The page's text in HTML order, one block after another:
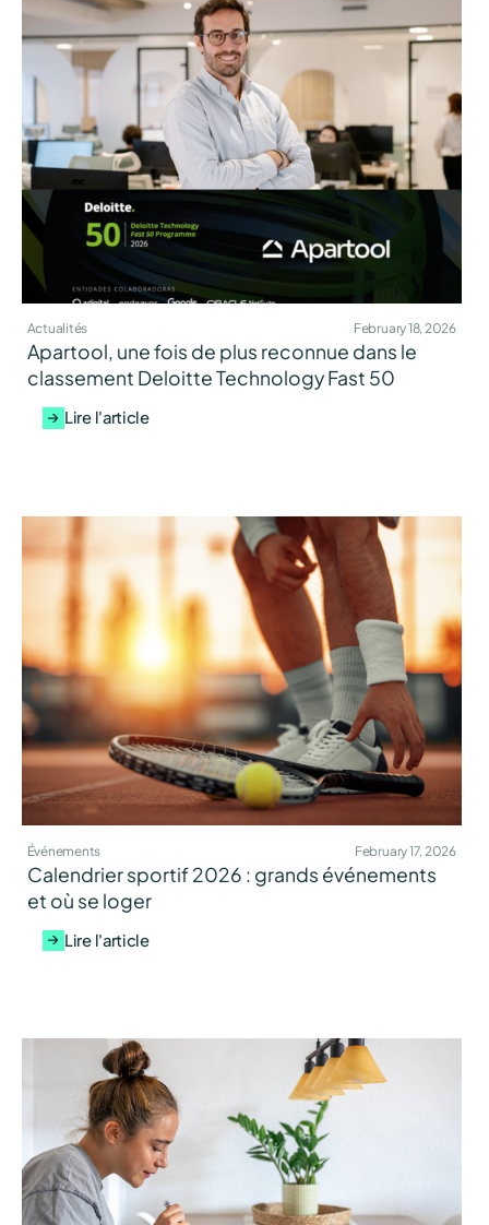
Actualités February 18, 2026
Apartool, une fois de plus reconnue dans le
classement Deloitte Technology Fast 50
Lire l'article
Événements February 17, 2026
Calendrier sportif 2026 : grands événements
et où se loger
Lire l'article